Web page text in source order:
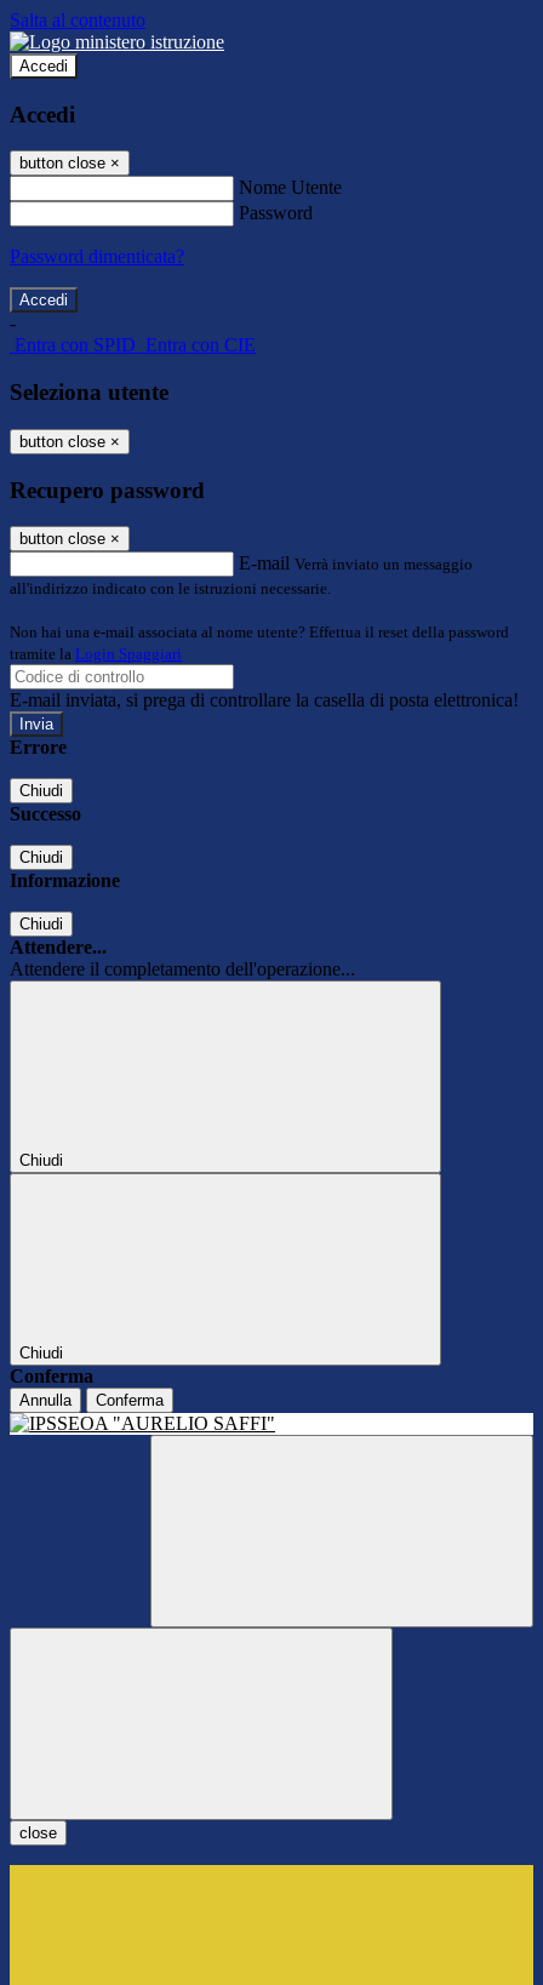
Salta al contenuto
Accedi
Accedi
button close ×
Nome Utente
Password
Password dimenticata?
-
Entra con SPID Entra con CIE
Seleziona utente
button close ×
Recupero password
button close ×
E-mail Verrà inviato un messaggio
all'indirizzo indicato con le istruzioni necessarie.
Non hai una e-mail associata al nome utente? Effettua il reset della password
tramite la Login Spaggiari
E-mail inviata, si prega di controllare la casella di posta elettronica!
Errore
Chiudi
Successo
Chiudi
Informazione
Chiudi
Attendere...
Attendere il completamento dell'operazione...
Chiudi
Chiudi
Conferma
Annulla Conferma
close